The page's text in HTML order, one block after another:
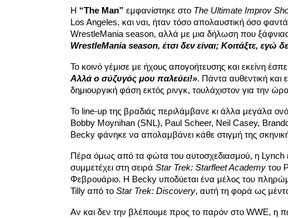
Η “The Man” εμφανίστηκε στο The Ultimate Improv
Los Angeles, και ναι, ήταν τόσο απολαυστική όσο
WrestleMania season, αλλά με μια δήλωση που
WrestleMania season, έτσι δεν είναι; Κοιτάξτε, εγώ
Το κοινό γέμισε με ήχους απογοήτευσης και εκείνη
Αλλά ο σύζυγός μου παλεύει!». Πάντα αυθεντική και
δημιουργική φάση εκτός ρινγκ, τουλάχιστον για την
Το line-up της βραδιάς περιλάμβανε κι άλλα μεγάλα
Bobby Moynihan (SNL), Paul Scheer, Neil Casey,
Becky φάνηκε να απολαμβάνει κάθε στιγμή της
Πέρα όμως από τα φώτα του αυτοσχεδιασμού, η Lynch
συμμετέχει στη σειρά Star Trek: Starfleet Academyτου
Φεβρουάριο. Η Becky υποδύεται ένα μέλος του
Tilly από το Star Trek: Discovery, αυτή τη φορά ως
Αν και δεν την βλέπουμε προς το παρόν στο WWE, η